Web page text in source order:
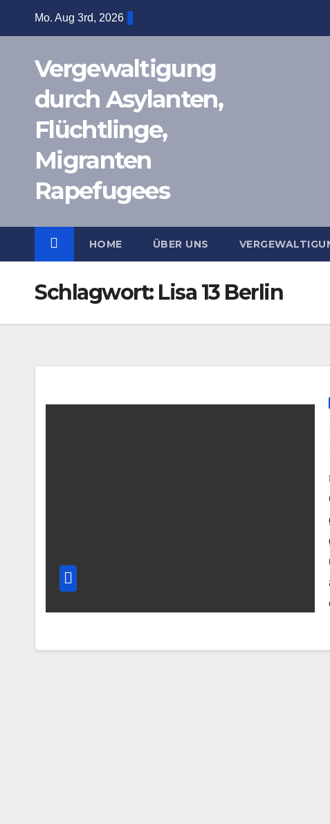
Mo. Aug 3rd, 2026
Vergewaltigung
durch Asylanten,
Flüchtlinge,
Migranten
Rapefugees
HOME ÜBER UNS
Schlagwort: Lisa 13 Berlin